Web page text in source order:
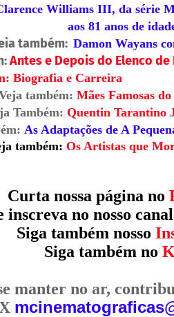
Williams III, da série
aos 81 anos de
também: Damon Wayans
Antes e Depois do Elenco de
Biografia e Carreira
também: Mães Famosas
Também: Quentin Tarantino
As Adaptações de A
também: Os Artistas que
Curta nossa página no
inscreva no nosso
Siga também nosso
Siga também no
manter no ar,